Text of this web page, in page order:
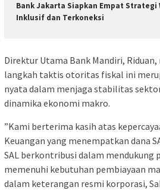
Bank Jakarta Siapkan Empat Strategi
Inklusif dan Terkoneksi
​Direktur Utama Bank Mandiri,
langkah taktis otoritas fiskal ini
nyata dalam menjaga stabilitas
dinamika ekonomi makro.
​”Kami berterima kasih atas
Keuangan yang menempatkan dana
SAL berkontribusi dalam mendukung
memenuhi kebutuhan pembiayaan
dalam keterangan resmi korporasi,